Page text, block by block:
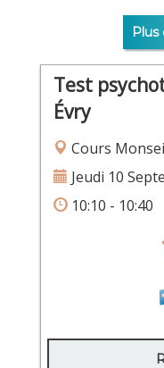
Plus
Test
Évry
Cours
Jeudi 10
10:10 - 10:40